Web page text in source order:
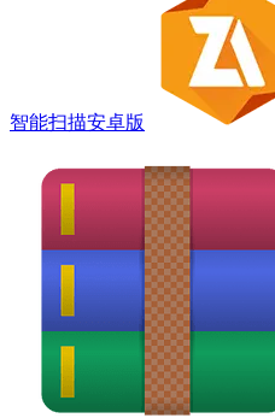
智能扫描安卓版